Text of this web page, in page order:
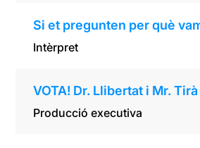
Si et pregunten per què
Intèrpret
VOTA! Dr. Llibertat i Mr. Tirà
Producció executiva